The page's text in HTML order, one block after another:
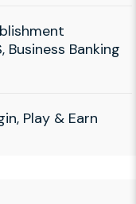
Business Banking
Play & Earn